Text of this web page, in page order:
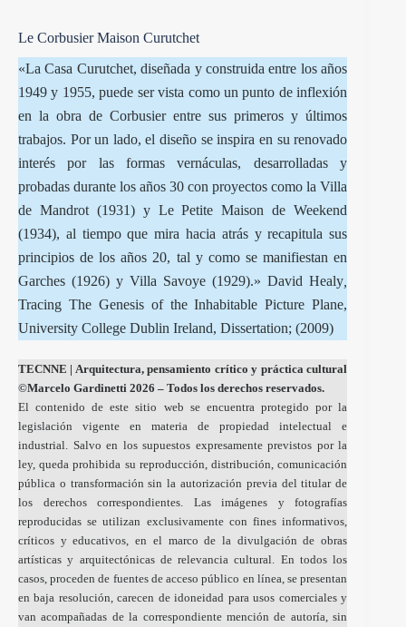
Le Corbusier Maison Curutchet
«La Casa Curutchet, diseñada y construida entre los años
1949 y 1955, puede ser vista como un punto de inflexión
en la obra de Corbusier entre sus primeros y últimos
trabajos. Por un lado, el diseño se inspira en su renovado
interés por las formas vernáculas, desarrolladas y
probadas durante los años 30 con proyectos como la Villa
de Mandrot (1931) y Le Petite Maison de Weekend
(1934), al tiempo que mira hacia atrás y recapitula sus
principios de los años 20, tal y como se manifiestan en
Garches (1926) y Villa Savoye (1929).» David Healy
Tracing The Genesis of the Inhabitable Picture Plane,
University College Dublin Ireland, Dissertation; (2009)
TECNNE | Arquitectura, pensamiento crítico y práctica cultural
©Marcelo Gardinetti 2026 – Todos los derechos reservados.
El contenido de este sitio web se encuentra protegido por la
legislación vigente en materia de propiedad intelectual e
industrial. Salvo en los supuestos expresamente previstos por la
ley, queda prohibida su reproducción, distribución, comunicación
pública o transformación sin la autorización previa del titular de
los derechos correspondientes. Las imágenes y fotografías
reproducidas se utilizan exclusivamente con fines informativos,
críticos y educativos, en el marco de la divulgación de obras
artísticas y arquitectónicas de relevancia cultural. En todos los
casos, proceden de fuentes de acceso público en línea, se presentan
en baja resolución, carecen de idoneidad para usos comerciales y
van acompañadas de la correspondiente mención de autoría, sin